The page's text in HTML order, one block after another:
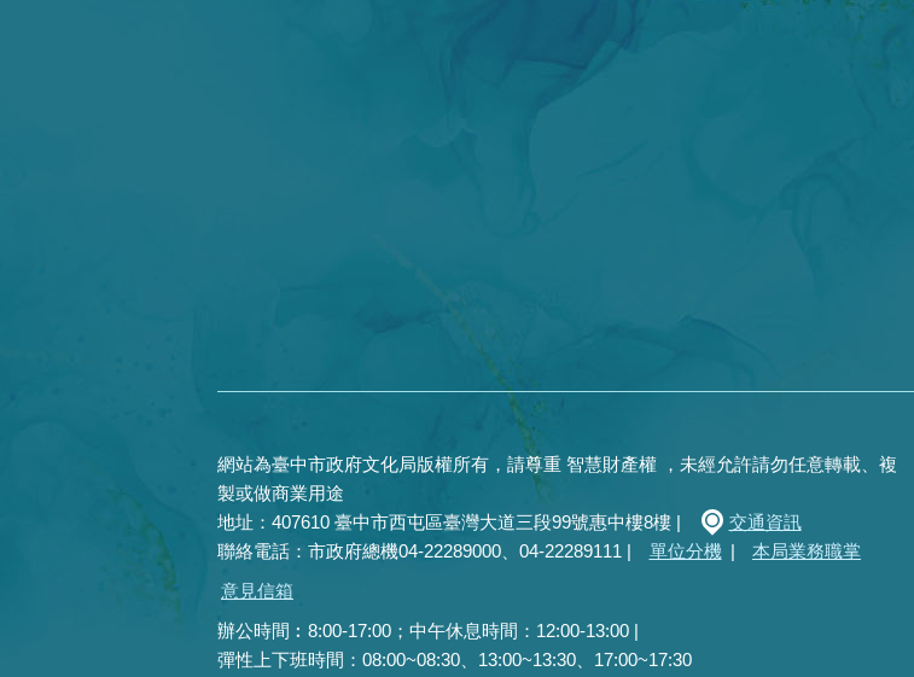
網站為臺中市政府文化局版權所有，請尊重 智慧財產權 ，未經允許請勿任意轉載、複
製或做商業用途
地址：407610 臺中市西屯區臺灣大道三段99號惠中樓8樓 |
交通資訊
聯絡電話：市政府總機04-22289000、04-22289111 |
單位分機 |
本局業務職掌
意見信箱
辦公時間︰8:00-17:00；中午休息時間：12:00-13:00 |
彈性上下班時間：08:00~08:30、13:00~13:30、17:00~17:30